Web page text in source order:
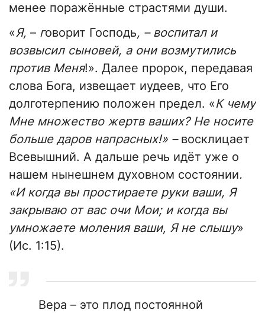
менее поражённые страстями души.
«Я, – говорит Господь, – воспитал и
возвысил сыновей, а они возмутились
против Меня!». Далее пророк, передавая
слова Бога, извещает иудеев, что Его
долготерпению положен предел. «К чему
Мне множество жертв ваших? Не носите
больше даров напрасных!» – восклицает
Всевышний. А дальше речь идёт уже о
нашем нынешнем духовном состоянии.
«И когда вы простираете руки ваши, Я
закрываю от вас очи Мои; и когда вы
умножаете моления ваши, Я не слышу»
(Ис. 1:15).
Вера – это плод постоянной